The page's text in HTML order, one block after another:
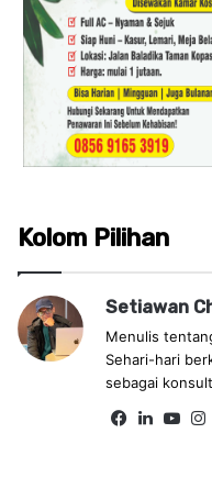
Kolom Pilihan
Setiawan
Menulis
Sehari-hari
sebagai
Fa Lin Yo